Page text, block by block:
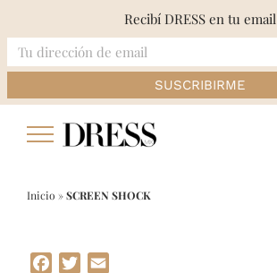
Inicio »SCREEN SHOCK
Facebook
Twitter
Recibí DRESS en tu email